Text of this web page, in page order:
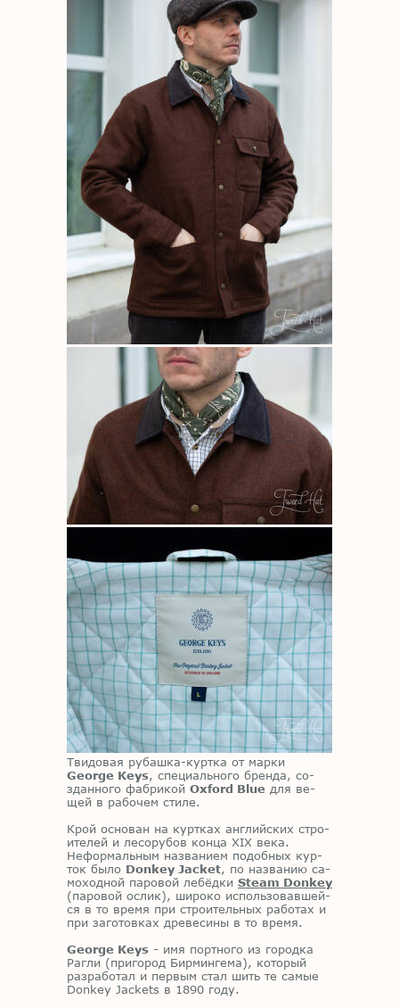
Тви­до­вая ру­баш­ка-курт­ка от мар­ки
George Keys, спе­ци­аль­но­го брен­да, со­
здан­но­го фаб­ри­кой Oxford Blue для ве­
щей в ра­бо­чем сти­ле.
Крой ос­но­ван на курт­ках ан­глий­ских стро­
и­те­лей и ле­со­ру­бов кон­ца XIX века.
Нефор­маль­ным на­зва­ни­ем по­доб­ных кур­
ток было Donkey Jacket, по на­зва­нию са­
мо­ход­ной па­ро­вой ле­бёд­ки Steam Donkey
(па­ро­вой ослик), ши­ро­ко ис­поль­зо­вав­шей­
ся в то вре­мя при стро­и­тель­ных ра­бо­тах и
при за­го­тов­ках дре­ве­си­ны в то вре­мя.
George Keys - имя порт­но­го из го­род­ка
Рагли (при­го­род Бир­мин­ге­ма), ко­то­рый
раз­ра­бо­тал и пер­вым стал шить те са­мые
Donkey Jackets в 1890 году.